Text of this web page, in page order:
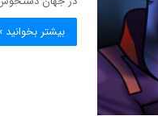
بیشتر بخوانید